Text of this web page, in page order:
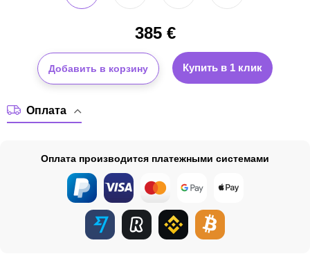
385€
Добавить в корзину Купить в 1 клик
Оплата
Оплата производится платежными системами